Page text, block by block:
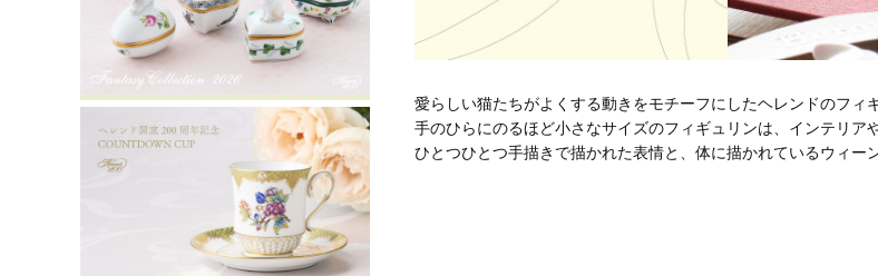
愛らしい猫たちがよくする動きをモチーフにしたヘレンドのフィ
手のひらにのるほど小さなサイズのフィギュリンは、インテリア
ひとつひとつ手描きで描かれた表情と、体に描かれているウィー